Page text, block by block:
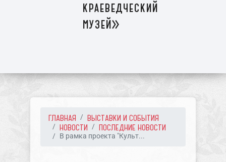
краеведческий
музей»
ГЛАВНАЯ
ВЫСТАВКИ И СОБЫТИЯ
НОВОСТИ
ПОСЛЕДНИЕ НОВОСТИ
В рамка проекта "Культ...